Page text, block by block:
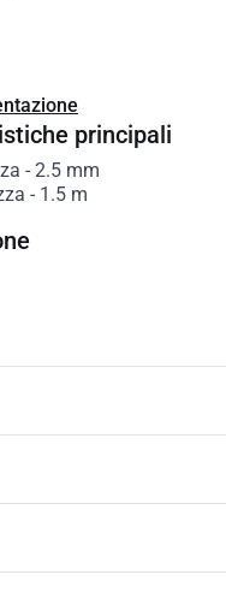
principali
- 2.5 mm
- 1.5 m